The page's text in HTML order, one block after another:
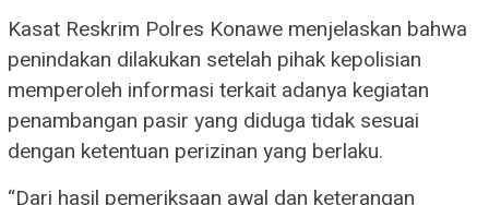
Kasat Reskrim Polres Konawe menjelaskan bahwa
penindakan dilakukan setelah pihak kepolisian
memperoleh informasi terkait adanya kegiatan
penambangan pasir yang diduga tidak sesuai
dengan ketentuan perizinan yang berlaku.
“Dari hasil pemeriksaan awal dan keterangan